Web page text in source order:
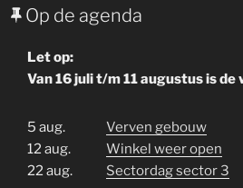
OP
Op de agenda
Let op:
Van 16 juli t/m 11 augustus is de
5 aug.
12 aug.
22 aug.
Verven gebouw
Winkel weer open
Sectordag sector 3